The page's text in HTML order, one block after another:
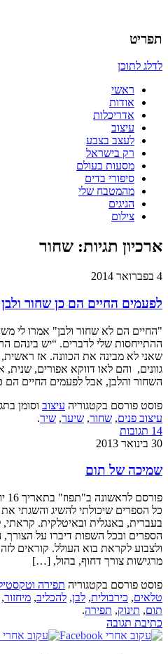
כמו אויר לנשימה –
אדריכלית
תפריט
לדלג לתוכן
ראשי
אודות
אדריכלות
עיצוב
לעצב בצבע
רק בישראל
מסעות בעולם
סיפורי בדים
מהמטבח שלי
הגיגים
צילום
ארכיון תגיות: שחור
לפעמים החיים הם כן שחור ולבן
"החיים הם לא שחור ולבן" אמרו לי
ההתייחסות שלי לדברים. “יש בינהם
שאני לא מבינה את הכוונה. אז ראשית,
גוונים, והם לאו דווקא אפורים, שנית,
השחור והלבן, אבל לפעמים החיים
פוסט פורסם בקטגוריהעיצובוסומן
עיצוב פנים,שחור,שיער,שיר.
14 תגובות
30 בינואר 2013
שמיכה של תום
כל הספרים שיכולתי להשיג והשגתי את
בעברית, באנגלית ובאיטלקית. קראתי,
הספרים ובכל השפות דיברו על הצורך,
ולצבוע לקראת בוא העולל. קוראים
מרגישות צורך דחוף, בהול, […]
פוסט פורסם בקטגוריהתפירה וטקסטיל
טלאים,כירבולית,לבן,להכליב,מיחזור,
תום,תינוק,תפירה.
כתיבת תגובה